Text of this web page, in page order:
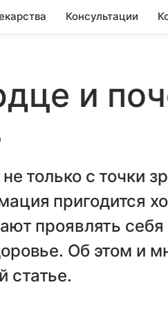
Консультации
и
только с точки
пригодится
проявлять себя
Об этом и
статье.